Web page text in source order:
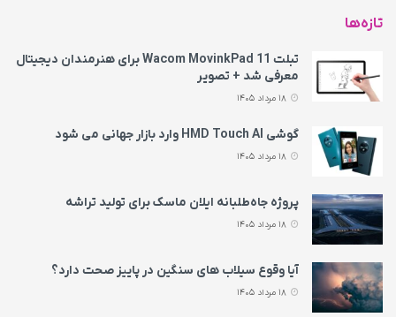
تازه‌ها
تبلت Wacom MovinkPad 11 برای هنرمندان دیجیتال
معرفی شد + تصویر
گوشی HMD Touch AI وارد بازار جهانی می‌ شود
پروژه جاه‌طلبانه ایلان ماسک برای تولید تراشه
آیا وقوع سیلاب های سنگین در پاییز صحت دارد؟